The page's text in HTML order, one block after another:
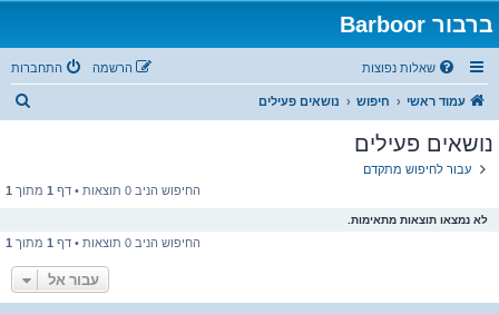
ברבור Barboor
שאלות נפוצות התחברות הרשמה
עמוד ראשי חיפוש נושאים פעילים
נושאים פעילים
עבור לחיפוש מתקדם
החיפוש הניב 0 תוצאות • דף
1 מתוך 1
לא נמצאו תוצאות מתאימות.
החיפוש הניב 0 תוצאות • דף 1 מתוך 1
עבור אל